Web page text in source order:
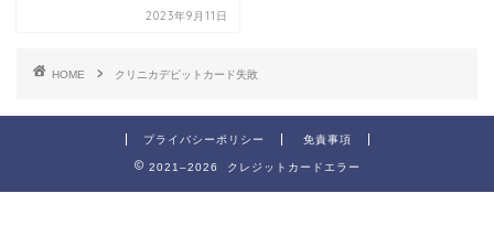
2023年9月11日
HOME クリニカデビットカード失敗
プライバシーポリシー 免責事項
2021–2026 クレジットカードエラー